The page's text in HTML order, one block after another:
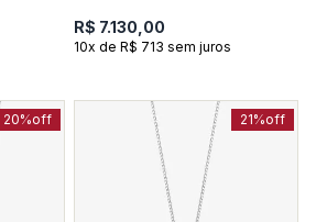
Diamantes
R$ 7.130,00
10x de R$ 713 sem juros
20%off 21%off